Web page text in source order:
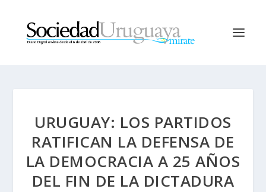
URUGUAY: LOS PARTIDOS
RATIFICAN LA DEFENSA DE
LA DEMOCRACIA A 25 AÑOS
DEL FIN DE LA DICTADURA